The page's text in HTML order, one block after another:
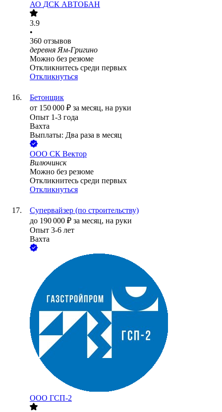
АО ДСК АВТОБАН
3.9
•
360 отзывов
деревня Ям-Григино
Можно без резюме
Откликнитесь среди первых
Откликнуться
Бетонщик
от 150 000 ₽ за месяц, на руки
Опыт 1-3 года
Вахта
Выплаты: Два раза в месяц
ООО СК Вектор
Вилючинск
Можно без резюме
Откликнитесь среди первых
Откликнуться
Супервайзер (по строительству)
до 190 000 ₽ за месяц, на руки
Опыт 3-6 лет
Вахта
ООО ГСП-2